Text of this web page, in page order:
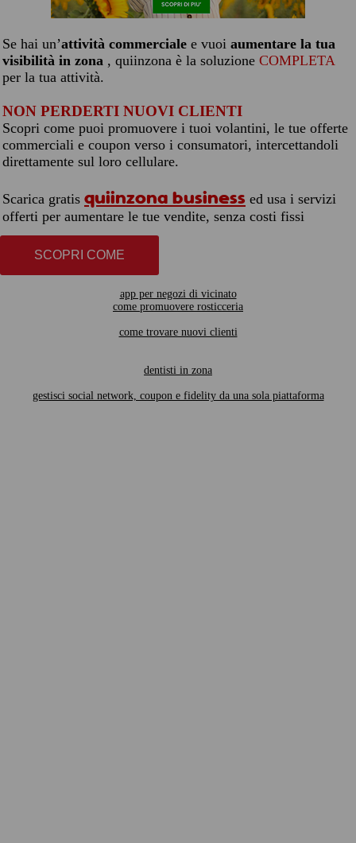
Se hai un’attività commerciale e vuoi aumentare la tua
visibilità in zona , quiinzona è la soluzione COMPLETA
per la tua attività.
NON PERDERTI NUOVI CLIENTI
Scopri come puoi promuovere i tuoi volantini, le tue offerte
commerciali e coupon verso i consumatori, intercettandoli
direttamente sul loro cellulare.
Scarica gratis quiinzona business ed usa i servizi
offerti per aumentare le tue vendite, senza costi fissi
SCOPRI COME
app per negozi di vicinato
come promuovere rosticceria
come trovare nuovi clienti
dentisti in zona
gestisci social network, coupon e fidelity da una sola piattaforma